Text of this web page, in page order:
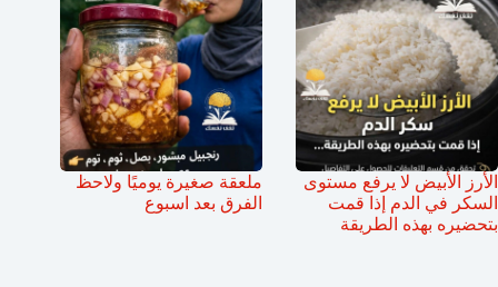
الأرز الأبيض لا يرفع مستوى
السكر في الدم إذا قمت
بتحضيره بهذه الطريقة
ملعقة صغيرة يوميًا ولاحظ
الفرق بعد اسبوع